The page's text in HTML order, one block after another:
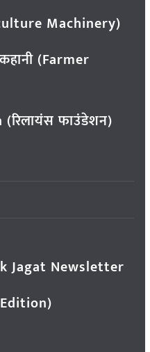
Machinery)
(Farmer
फाउंडेशन)
Jagat Newsletter